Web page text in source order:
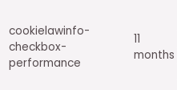
cookielawinfo-
checkbox-
performance
11
months